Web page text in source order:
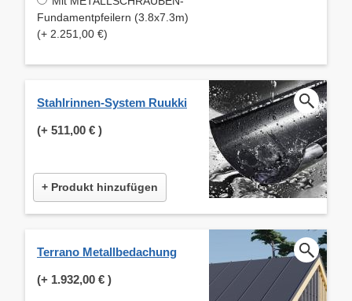
Fundamentpfeilern (3.8x7.3m)
(+ 2.251,00 €)
Stahlrinnen-System Ruukki
(+ 511,00 € )
+ Produkt hinzufügen
Terrano Metallbedachung
(+ 1.932,00 € )